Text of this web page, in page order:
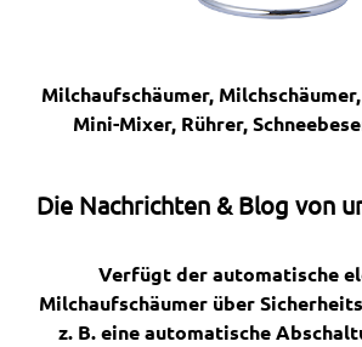
Kaffeemischer,
EP-460A-9
Milchaufschäumer,
Mini-Mixer,
Die Nachrichten & Blog von
wie
wenn der
Welche
einer